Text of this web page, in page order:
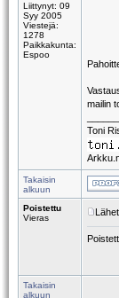
Liittynyt: 09
Syy 2005
Viestejä:
1278
Paikkakunta:
Espoo
mailin
Toni
Takaisin
alkuun
Poistettu
Vieras
Takaisin
alkuun